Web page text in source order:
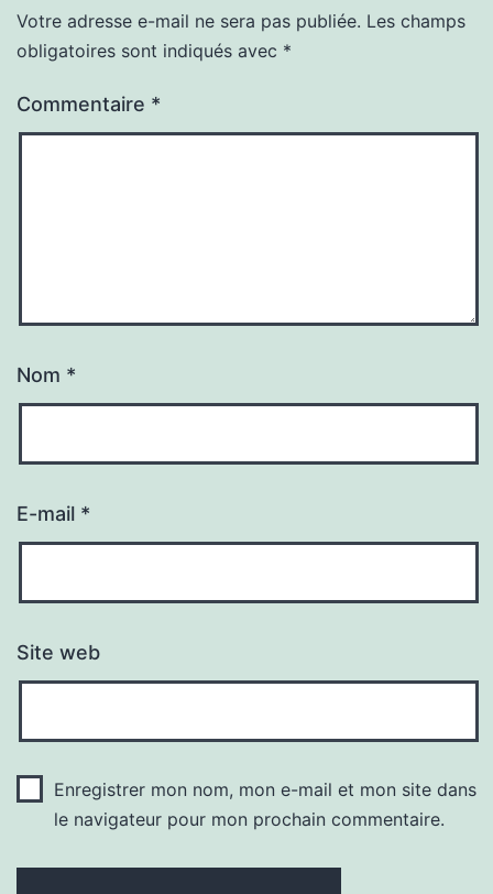
Votre adresse e-mail ne sera pas publiée. Les champs
obligatoires sont indiqués avec *
Commentaire *
Nom *
E-mail *
Site web
Enregistrer mon nom, mon e-mail et mon site dans
le navigateur pour mon prochain commentaire.